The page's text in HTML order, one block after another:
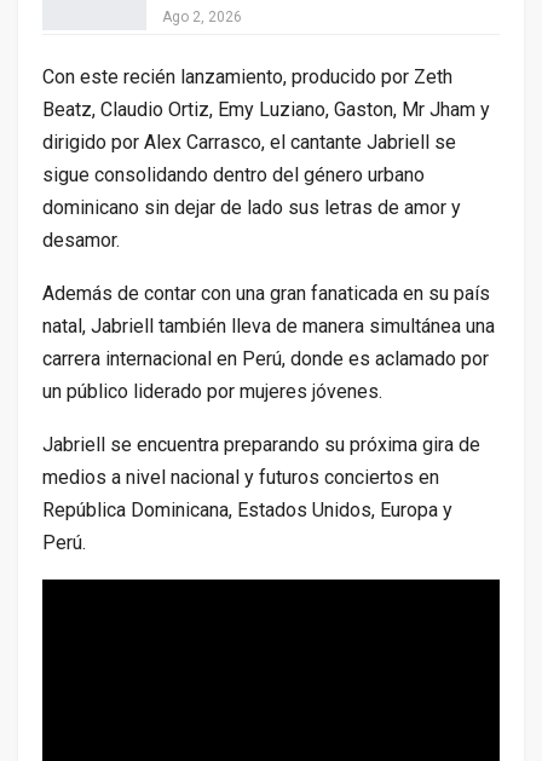
Ago 2, 2026
Con este recién lanzamiento, producido por Zeth
Beatz, Claudio Ortiz, Emy Luziano, Gaston, Mr Jham y
dirigido por Alex Carrasco, el cantante Jabriell se
sigue consolidando dentro del género urbano
dominicano sin dejar de lado sus letras de amor y
desamor.
Además de contar con una gran fanaticada en su país
natal, Jabriell también lleva de manera simultánea una
carrera internacional en Perú, donde es aclamado por
un público liderado por mujeres jóvenes.
Jabriell se encuentra preparando su próxima gira de
medios a nivel nacional y futuros conciertos en
República Dominicana, Estados Unidos, Europa y
Perú.